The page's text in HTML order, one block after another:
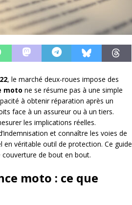
, le marché deux-roues impose des
moto ne se résume pas à une simple
à obtenir réparation après un
face à un assureur ou à un tiers.
les implications réelles.
et connaître les voies de
véritable outil de protection. Ce guide
de bout en bout.
moto : ce que